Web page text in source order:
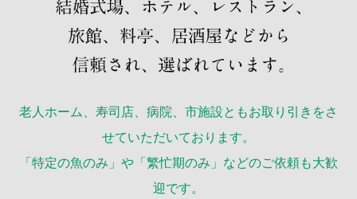
老人ホーム、寿司店、病院、市施設ともお取り引きをさ
せていただいております。
「特定の魚のみ」や「繁忙期のみ」などのご依頼も大歓
迎です。